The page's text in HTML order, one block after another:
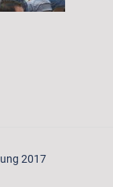
2017